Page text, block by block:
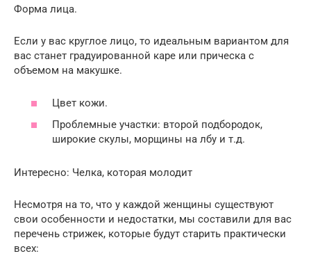
Форма лица.
Если у вас круглое лицо, то идеальным вариантом для
вас станет градуированной каре или прическа с
объемом на макушке.
Цвет кожи.
Проблемные участки: второй подбородок,
широкие скулы, морщины на лбу и т.д.
Интересно: Челка, которая молодит
Несмотря на то, что у каждой женщины существуют
свои особенности и недостатки, мы составили для вас
перечень стрижек, которые будут старить практически
всех: